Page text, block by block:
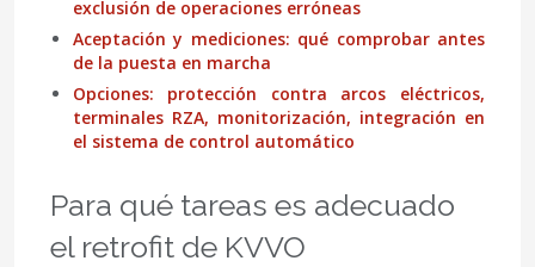
exclusión de operaciones erróneas
Aceptación y mediciones: qué comprobar antes
de la puesta en marcha
Opciones: protección contra arcos eléctricos,
terminales RZA, monitorización, integración en
el sistema de control automático
Para qué tareas es adecuado
el retrofit de KVVO